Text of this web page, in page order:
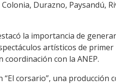
Durazno, Paysandú,
la importancia de
artísticos de
con la ANEP.
corsario”, una producción